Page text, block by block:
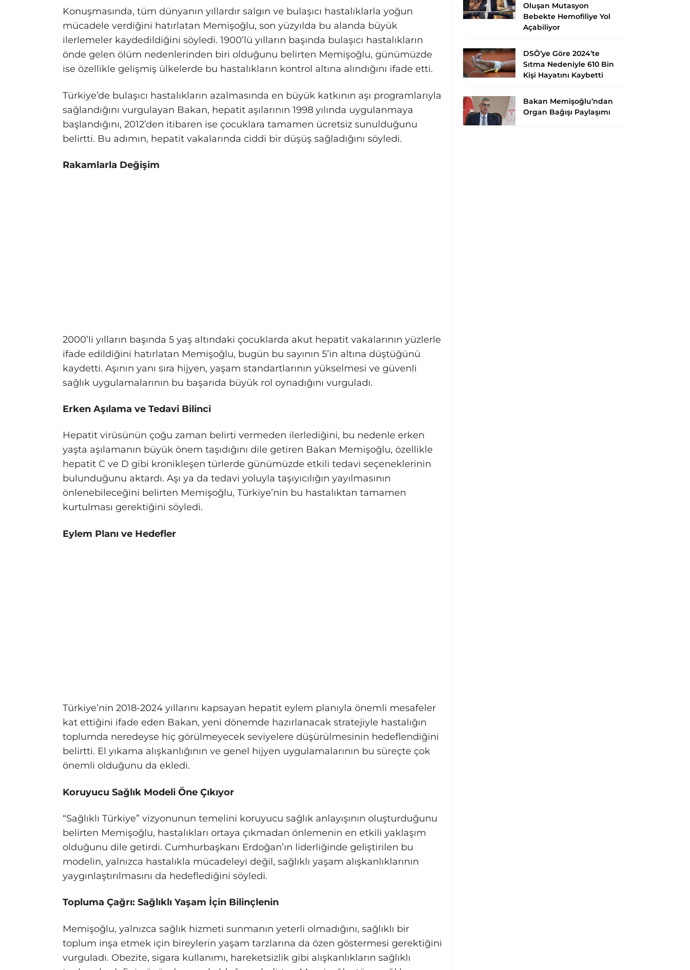
Konuşmasında, tüm dünyanın yıllardır salgın ve bulaşıcı hastalıklarla yoğun
mücadele verdiğini hatırlatan Memişoğlu, son yüzyılda bu alanda büyük
ilerlemeler kaydedildiğini söyledi. 1900’lü yılların başında bulaşıcı hastalıkların
önde gelen ölüm nedenlerinden biri olduğunu belirten Memişoğlu, günümüzde
ise özellikle gelişmiş ülkelerde bu hastalıkların kontrol altına alındığını ifade etti.
Türkiye’de bulaşıcı hastalıkların azalmasında en büyük katkının aşı programlarıyla
sağlandığını vurgulayan Bakan, hepatit aşılarının 1998 yılında uygulanmaya
başlandığını, 2012’den itibaren ise çocuklara tamamen ücretsiz sunulduğunu
belirtti. Bu adımın, hepatit vakalarında ciddi bir düşüş sağladığını söyledi.
Rakamlarla Değişim
2000’li yılların başında 5 yaş altındaki çocuklarda akut hepatit vakalarının yüzlerle
ifade edildiğini hatırlatan Memişoğlu, bugün bu sayının 5’in altına düştüğünü
kaydetti. Aşının yanı sıra hijyen, yaşam standartlarının yükselmesi ve güvenli
sağlık uygulamalarının bu başarıda büyük rol oynadığını vurguladı.
Erken Aşılama ve Tedavi Bilinci
Hepatit virüsünün çoğu zaman belirti vermeden ilerlediğini, bu nedenle erken
yaşta aşılamanın büyük önem taşıdığını dile getiren Bakan Memişoğlu, özellikle
hepatit C ve D gibi kronikleşen türlerde günümüzde etkili tedavi seçeneklerinin
bulunduğunu aktardı. Aşı ya da tedavi yoluyla taşıyıcılığın yayılmasının
önlenebileceğini belirten Memişoğlu, Türkiye’nin bu hastalıktan tamamen
kurtulması gerektiğini söyledi.
Eylem Planı ve Hedefler
Türkiye’nin 2018-2024 yıllarını kapsayan hepatit eylem planıyla önemli mesafeler
kat ettiğini ifade eden Bakan, yeni dönemde hazırlanacak stratejiyle hastalığın
toplumda neredeyse hiç görülmeyecek seviyelere düşürülmesinin hedeflendiğini
belirtti. El yıkama alışkanlığının ve genel hijyen uygulamalarının bu süreçte çok
önemli olduğunu da ekledi.
Koruyucu Sağlık Modeli Öne Çıkıyor
“Sağlıklı Türkiye” vizyonunun temelini koruyucu sağlık anlayışının oluşturduğunu
belirten Memişoğlu, hastalıkları ortaya çıkmadan önlemenin en etkili yaklaşım
olduğunu dile getirdi. Cumhurbaşkanı Erdoğan’ın liderliğinde geliştirilen bu
modelin, yalnızca hastalıkla mücadeleyi değil, sağlıklı yaşam alışkanlıklarının
yaygınlaştırılmasını da hedeflediğini söyledi.
Topluma Çağrı: Sağlıklı Yaşam İçin Bilinçlenin
Memişoğlu, yalnızca sağlık hizmeti sunmanın yeterli olmadığını, sağlıklı bir
toplum inşa etmek için bireylerin yaşam tarzlarına da özen göstermesi gerektiğini
vurguladı. Obezite, sigara kullanımı, hareketsizlik gibi alışkanlıkların sağlıklı
Oluşan Mutasyon
Bebekte Hemofiliye Yol
Açabiliyor
DSÖ’ye Göre 2024’te
Sıtma Nedeniyle 610 Bin
Kişi Hayatını Kaybetti
Bakan Memişoğlu’ndan
Organ Bağışı Paylaşımı